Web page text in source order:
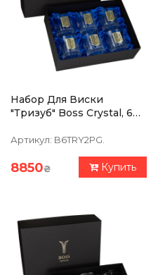
Набор Для Виски
"Тризуб" Boss Crystal, 6
Золото, Хрусталь
Артикул: B6TRY2PG.
8850₴ Купить